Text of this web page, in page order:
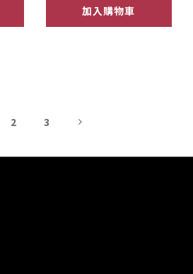
加入購物車
2 3